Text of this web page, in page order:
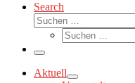
Search
Suche
Suche
Menü
Aktuell